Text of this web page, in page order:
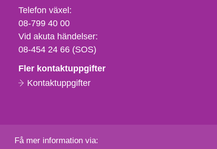
Telefon,
fax
och
e-
Telefon växel:
08-799 40 00
Vid akuta händelser:
08-454 24 66 (SOS)
Fler kontaktuppgifter
Kontaktuppgifter
Få mer information via: